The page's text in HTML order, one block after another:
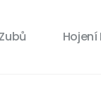
Hojení